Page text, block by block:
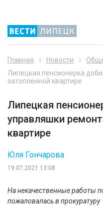
Главная Новости
Липецкая пенсионерка
затопленной квартире
Липецкая
управляшки
квартире
19.07.2021 13:08
Юля Гончарова
На некачественные работы
пожаловалась в прокуратуру